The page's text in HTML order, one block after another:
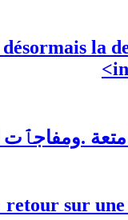
la
sur une